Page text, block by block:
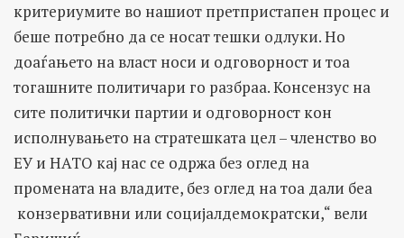
критериумите во нашиот претпристапен процес и
беше потребно да се носат тешки одлуки. Но
доаѓањето на власт носи и одговорност и тоа
тогашните политичари го разбраа. Консензус на
сите политички партии и одговорност кон
исполнувањето на стратешката цел – членство во
ЕУ и НАТО кај нас се одржа без оглед на
промената на владите, без оглед на тоа дали беа
конзервативни или социјалдемократски,“ вели